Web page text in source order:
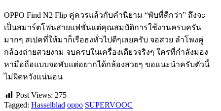
OPPO Find N2 Flip คู่ควรแล้วกับคำนิยาม “พับที่ดีกว่า” ถึงจะ
เป็นสมาร์ตโฟนสายแฟชั่นแต่คุณสมบัติการใช้งานครบครัน
มากๆ สเปคที่ให้มาก็เรือธงทั่วไปดีๆเลยครับ จอสวย ลำโพงคู่
กล้องถ่ายสวยงาม จบครบในเครื่องเดียวจริงๆ ใครที่กำลังมอง
หามือถือแบบจอพับแต่อยากได้กล้องสวยๆ ขอแนะนำครับตัวนี้
ไม่ผิดหวังแน่นอน
Post Views: 275
Tagged: Hasselblad oppo SUPERVOOC